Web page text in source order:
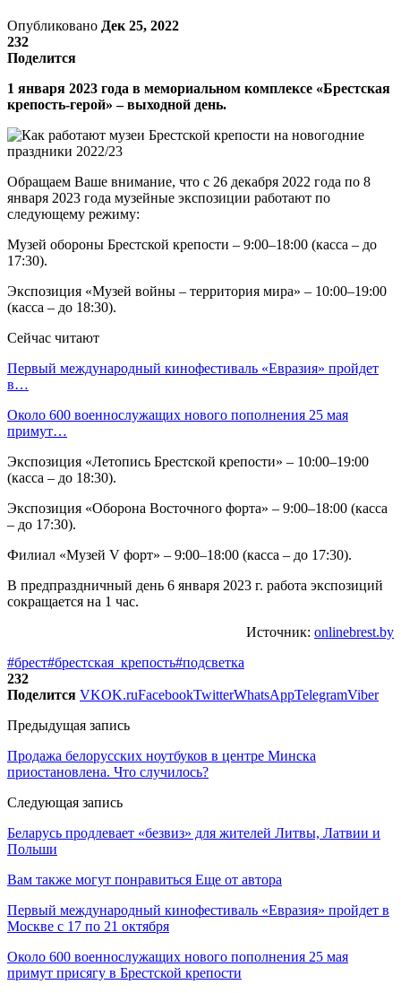
Опубликовано Дек 25, 2022
232
Поделится
1 января 2023 года в мемориальном комплексе «Брестская
крепость-герой» – выходной день.
Обращаем Ваше внимание, что с 26 декабря 2022 года по 8
января 2023 года музейные экспозиции работают по
следующему режиму:
Музей обороны Брестской крепости – 9:00–18:00 (касса – до
17:30).
Экспозиция «Музей войны – территория мира» – 10:00–19:00
(касса – до 18:30).
Сейчас читают
Первый международный кинофестиваль «Евразия» пройдет
в…
Около 600 военнослужащих нового пополнения 25 мая
примут…
Экспозиция «Летопись Брестской крепости» – 10:00–19:00
(касса – до 18:30).
Экспозиция «Оборона Восточного форта» – 9:00–18:00 (касса
– до 17:30).
Филиал «Музей V форт» – 9:00–18:00 (касса – до 17:30).
В предпраздничный день 6 января 2023 г. работа экспозиций
сокращается на 1 час.
Источник: onlinebrest.by
#брест#брестская_крепость#подсветка
232
Поделится VKOK.ruFacebookTwitterWhatsAppTelegramViber
Предыдущая запись
Продажа белорусских ноутбуков в центре Минска
приостановлена. Что случилось?
Следующая запись
Беларусь продлевает «безвиз» для жителей Литвы, Латвии и
Польши
Вам также могут понравиться Еще от автора
Первый международный кинофестиваль «Евразия» пройдет в
Москве с 17 по 21 октября
Около 600 военнослужащих нового пополнения 25 мая
примут присягу в Брестской крепости